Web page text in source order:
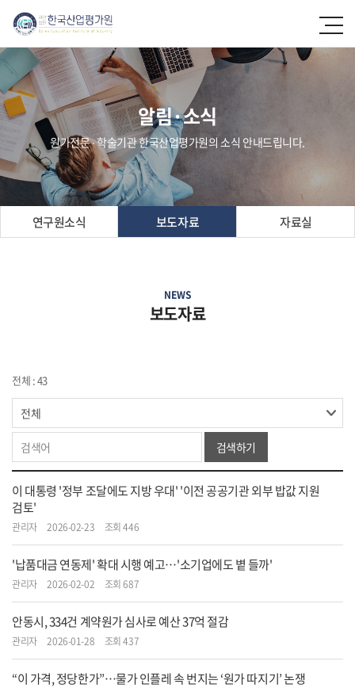
알림·소식
원가전문 ∙ 학술기관 한국산업평가원의 소식 안내드립니다.
연구원소식 보도자료 자료실
NEWS
보도자료
전체 : 43
검색하기
이 대통령 '정부 조달에도 지방 우대' '이전 공공기관 외부 밥값 지원
검토'
관리자 2026-02-23 조회 446
'납품대금 연동제' 확대 시행 예고…'소기업에도 볕 들까'
관리자 2026-02-02 조회 687
안동시, 334건 계약원가 심사로 예산 37억 절감
관리자 2026-01-28 조회 437
“이 가격, 정당한가”…물가 인플레 속 번지는 ‘원가 따지기’ 논쟁